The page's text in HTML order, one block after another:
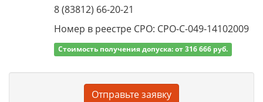
8 (83812) 66-20-21
Номер в реестре СРО: СРО-С-049-14102009
Стоимость получения допуска: от 316 666 руб.
Отправьте заявку